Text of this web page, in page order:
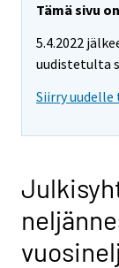
Tämä sivu
5.4.2022
uudistetulta
Siirry